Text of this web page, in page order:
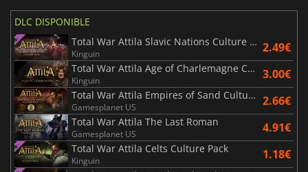
DLC DISPONIBLE
Total War Attila Slavic Nations Culture Pack
Kinguin 2.49€
Total War Attila Age of Charlemagne Campaign
Kinguin 3.00€
Total War Attila Empires of Sand Culture Pack
Gamesplanet US 2.66€
Total War Attila The Last Roman
Gamesplanet US 4.91€
Total War Attila Celts Culture Pack
Kinguin 1.18€